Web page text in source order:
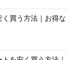
く買う方法｜お得な